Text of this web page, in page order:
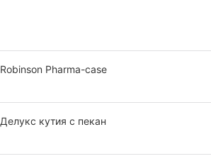
Robinson Pharma-case
Делукс кутия с пекан